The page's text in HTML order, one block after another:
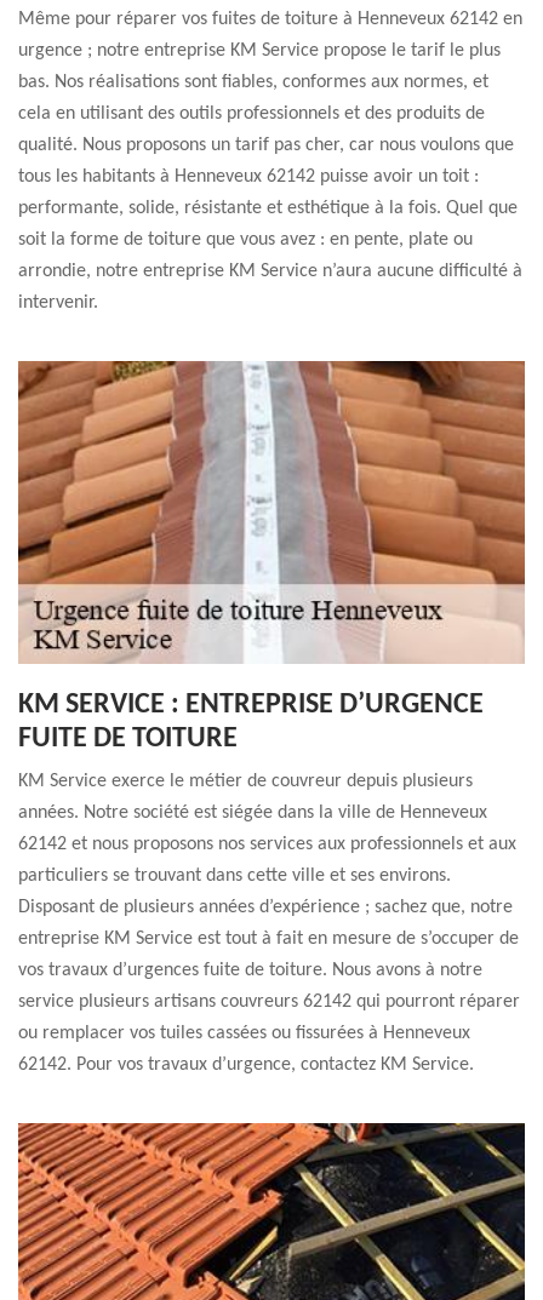
Même pour réparer vos fuites de toiture à Henneveux 62142 en
urgence ; notre entreprise KM Service propose le tarif le plus
bas. Nos réalisations sont fiables, conformes aux normes, et
cela en utilisant des outils professionnels et des produits de
qualité. Nous proposons un tarif pas cher, car nous voulons que
tous les habitants à Henneveux 62142 puisse avoir un toit :
performante, solide, résistante et esthétique à la fois. Quel que
soit la forme de toiture que vous avez : en pente, plate ou
arrondie, notre entreprise KM Service n’aura aucune difficulté à
intervenir.
KM SERVICE : ENTREPRISE D’URGENCE
FUITE DE TOITURE
KM Service exerce le métier de couvreur depuis plusieurs
années. Notre société est siégée dans la ville de Henneveux
62142 et nous proposons nos services aux professionnels et aux
particuliers se trouvant dans cette ville et ses environs.
Disposant de plusieurs années d’expérience ; sachez que, notre
entreprise KM Service est tout à fait en mesure de s’occuper de
vos travaux d’urgences fuite de toiture. Nous avons à notre
service plusieurs artisans couvreurs 62142 qui pourront réparer
ou remplacer vos tuiles cassées ou fissurées à Henneveux
62142. Pour vos travaux d’urgence, contactez KM Service.